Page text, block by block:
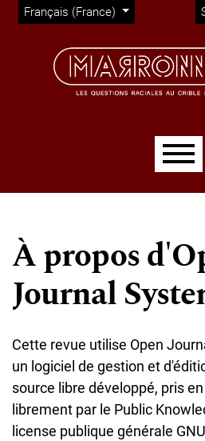
Aller directement au menu
Aller directement au contenu
Aller au pied de page
Changer de langue. La langue
Français (France)
Administration
Menu principal
À propos
Journal
Cette revue utilise Open
un logiciel de gestion et
source libre développé, pris
librement par le Public
license publique générale